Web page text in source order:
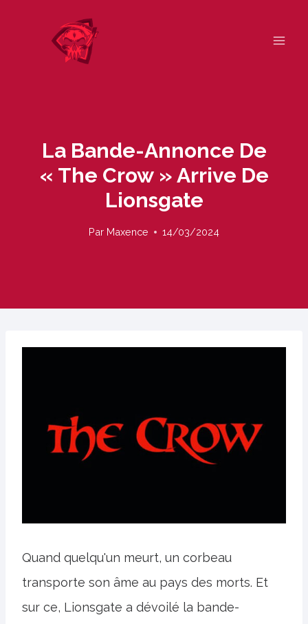
La Bande-Annonce De
« The Crow » Arrive De
Lionsgate
Par Maxence 14/03/2024
Quand quelqu'un meurt, un corbeau
transporte son âme au pays des morts. Et
sur ce, Lionsgate a dévoilé la bande-